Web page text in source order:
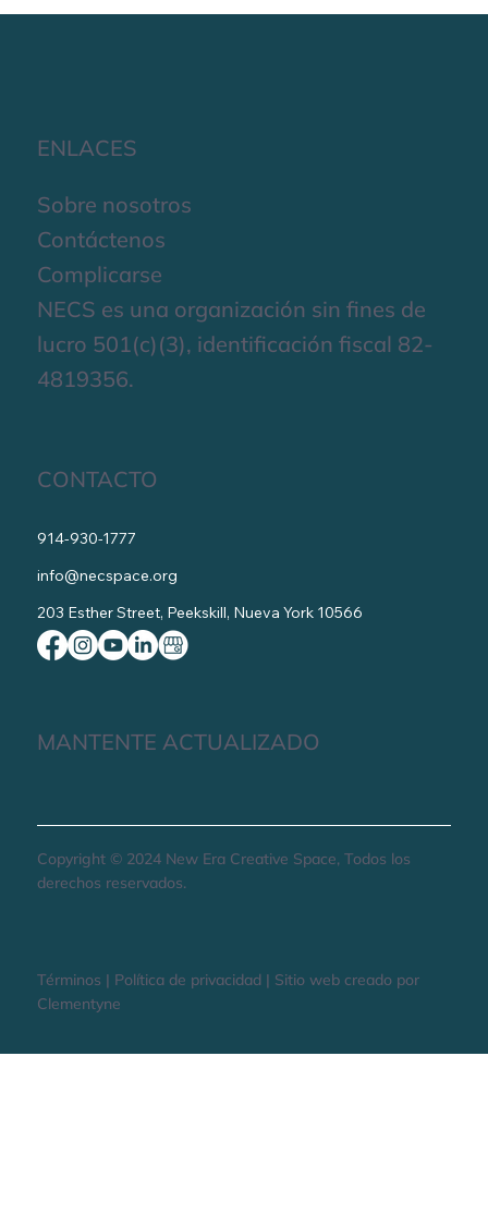
ENLACES
Sobre nosotros
Contáctenos
Complicarse
NECS es una organización sin fines de
lucro 501(c)(3), identificación fiscal 82-
4819356.
CONTACTO
914-930-1777
info@necspace.org
203 Esther Street, Peekskill, Nueva York 10566
MANTENTE ACTUALIZADO
Copyright © 2024 New Era Creative Space, Todos los
derechos reservados.
Términos | Política de privacidad | Sitio web creado por
Clementyne